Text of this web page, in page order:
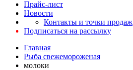
Прайс-лист
Новости
Контакты и точки продаж
Подписаться на рассылку
Главная
Рыба свежемороженая
молоки